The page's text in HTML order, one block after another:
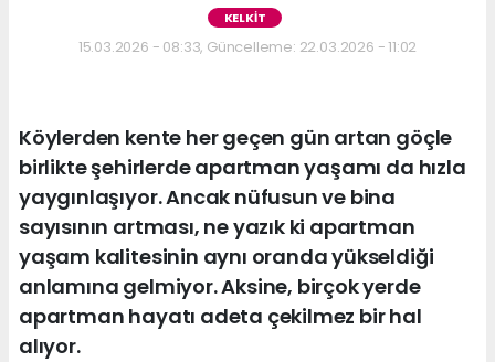
KELKİT
15.03.2026 - 08:33, Güncelleme: 22.03.2026 - 11:02
Köylerden kente her geçen gün artan göçle
birlikte şehirlerde apartman yaşamı da hızla
yaygınlaşıyor. Ancak nüfusun ve bina
sayısının artması, ne yazık ki apartman
yaşam kalitesinin aynı oranda yükseldiği
anlamına gelmiyor. Aksine, birçok yerde
apartman hayatı adeta çekilmez bir hal
alıyor.